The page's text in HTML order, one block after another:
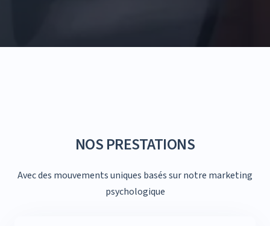
NOS PRESTATIONS
Avec des mouvements uniques basés sur notre marketing
psychologique